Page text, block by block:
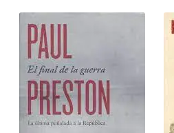
TEXTOS EN INGLES (39)
TEXTOS INGLES (49)
Varios (749)